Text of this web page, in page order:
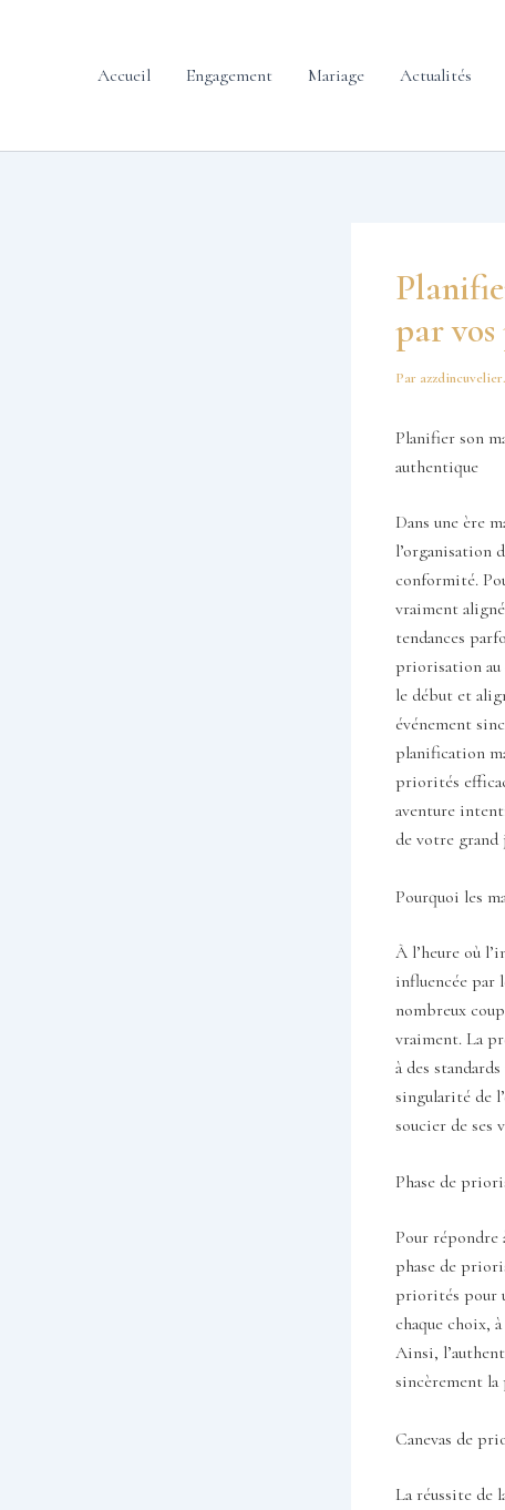
Accueil Engagement Mariage Actualités
par
Par
Planifier son
authentique
Dans une ère
l’organisation
conformité.
vraiment
tendances
priorisation au
le début et
événement
planification
priorités
aventure
de votre grand
Pourquoi les
À l’heure où
influencée par
nombreux
vraiment. La
à des
singularité de
soucier de ses
Phase de
Pour répondre
phase de
priorités pour
chaque choix,
Ainsi,
sincèrement la
Canevas de
La réussite de